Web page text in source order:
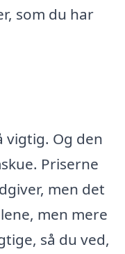
som du har
vigtig. Og den
Priserne
men det
men mere
så du ved,